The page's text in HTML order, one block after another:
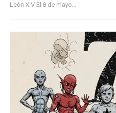
León XIV El 8 de mayo...